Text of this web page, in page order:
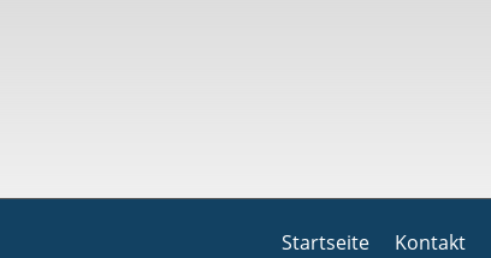
Startseite Kontakt